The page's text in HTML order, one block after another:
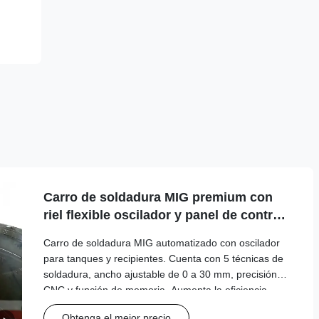
Carro de soldadura MIG premium con
riel flexible oscilador y panel de control
Carro de soldadura MIG automatizado con oscilador
para tanques y recipientes. Cuenta con 5 técnicas de
soldadura, ancho ajustable de 0 a 30 mm, precisión
CNC y función de memoria. Aumenta la eficiencia,
reduce la mano de obra y garantiza soldaduras